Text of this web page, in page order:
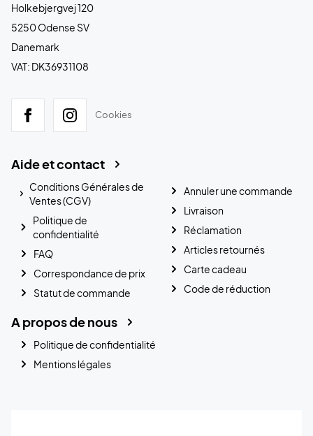
Holkebjergvej 120
5250 Odense SV
Danemark
VAT: DK36931108
Cookies
Aide et contact
Conditions Générales de
Ventes (CGV)
Politique de
confidentialité
FAQ
Correspondance de prix
Statut de commande
Annuler une commande
Livraison
Réclamation
Articles retournés
Carte cadeau
Code de réduction
A propos de nous
Politique de confidentialité
Mentions légales